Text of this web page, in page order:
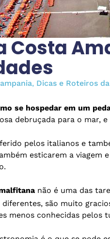
Costa
, Dicas e Roteiros
se hospedar em um
debruçada para o mar,
pelos italianos e
esticarem a viagem
não é uma das
são muito
menos conhecidas